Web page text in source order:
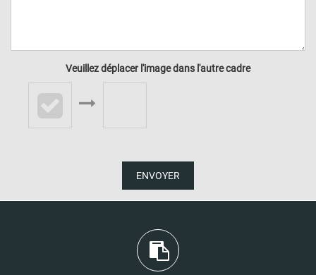
Veuillez déplacer l'image dans l'autre cadre
ENVOYER